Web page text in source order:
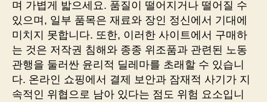
며 가볍게 밟으세요. 품질이 떨어지거나 떨어질 수
있으며, 일부 품목은 재료와 장인 정신에서 기대에
미치지 못합니다. 또한, 이러한 사이트에서 구매하
는 것은 저작권 침해와 종종 위조품과 관련된 노동
관행을 둘러싼 윤리적 딜레마를 초래할 수 있습니
다. 온라인 쇼핑에서 결제 보안과 잠재적 사기가 지
속적인 위협으로 남아 있다는 점도 위험 요소입니